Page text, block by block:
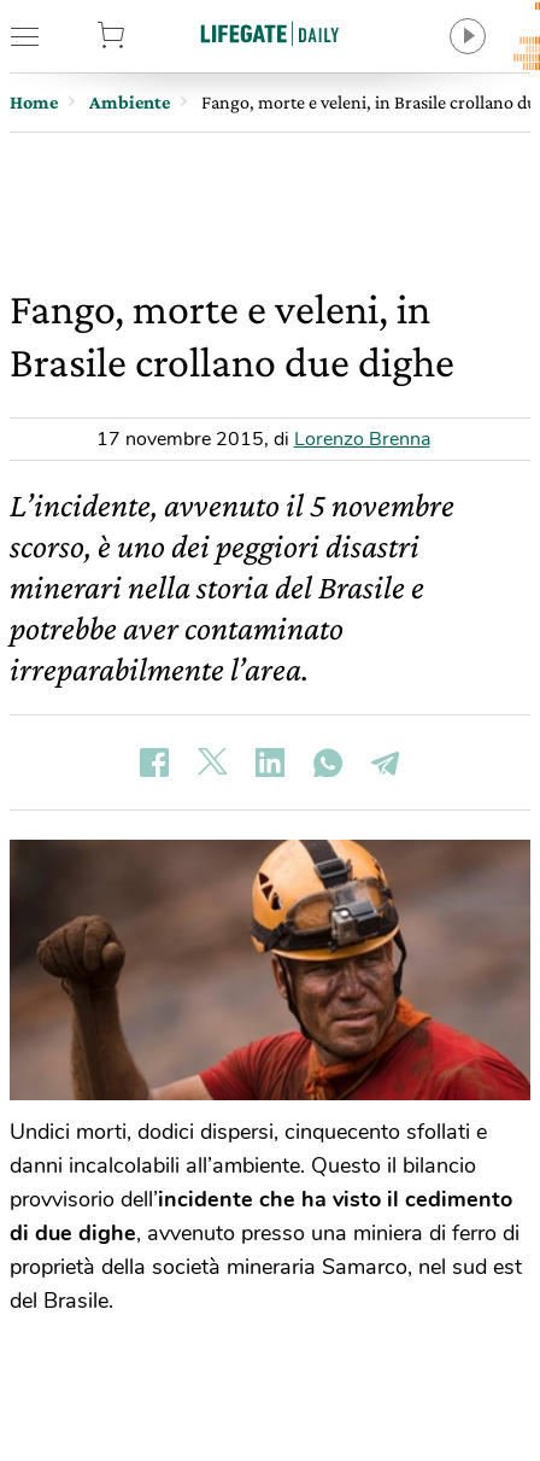
Home Ambiente Fango, morte e veleni, in Brasile crollano
Fango, morte e veleni, in
Brasile crollano due dighe
17 novembre 2015, di Lorenzo Brenna
L’incidente, avvenuto il 5 novembre
scorso, è uno dei peggiori disastri
minerari nella storia del Brasile e
potrebbe aver contaminato
irreparabilmente l’area.
Undici morti, dodici dispersi, cinquecento sfollati e
danni incalcolabili all’ambiente. Questo il bilancio
provvisorio dell’incidente che ha visto il cedimento
di due dighe, avvenuto presso una miniera di ferro di
proprietà della società mineraria Samarco, nel sud est
del Brasile.